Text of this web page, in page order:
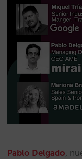
Pablo Delgado,